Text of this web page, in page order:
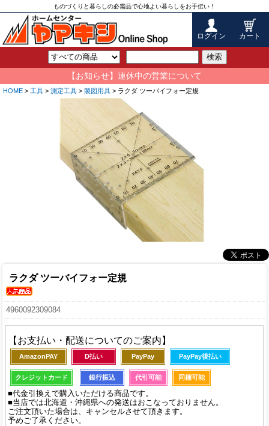
ものづくりと暮らしの必需品で心地よい暮らしをお手伝い！
ログイン カート
検索
【お知らせ】連休中の営業について
HOME > 工具 > 測定工具 > 製図用具 > ラクダ ツーバイフォー定規
ラクダ ツーバイフォー定規
4960092309084
【お支払い・配送についてのご案内】
AmazonPAY D払い PayPay PayPay後払い
クレジットカード 銀行振込 代引可能 同梱可能
■代金引換えで購入いただける商品です。
■当店では北海道・沖縄県への発送はおこなっておりません。
ご注文頂いた場合は、キャンセルさせて頂きます。
予めご了承ください。